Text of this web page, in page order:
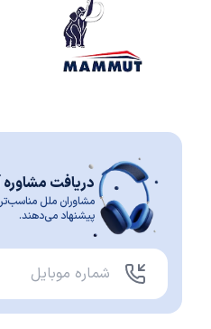
دریافت
مشاوران ملل
پیشنهاد می‌دهند.